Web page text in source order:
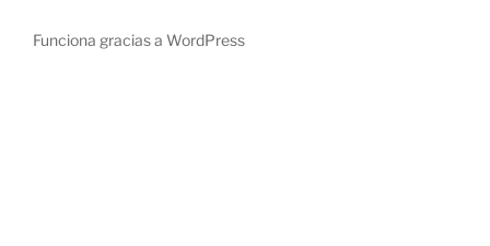
Funciona gracias a WordPress